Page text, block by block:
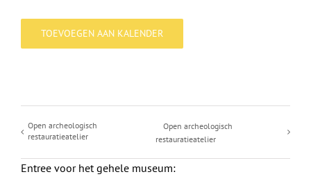
TOEVOEGEN AAN KALENDER
Open archeologisch
restauratieatelier
Open archeologisch
restauratieatelier
Entree voor het gehele museum: